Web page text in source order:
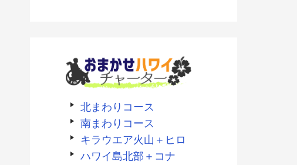
北まわりコース
南まわりコース
キラウエア火山＋ヒロ
ハワイ島北部＋コナ